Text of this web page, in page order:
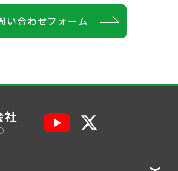
い合わせフォーム
社